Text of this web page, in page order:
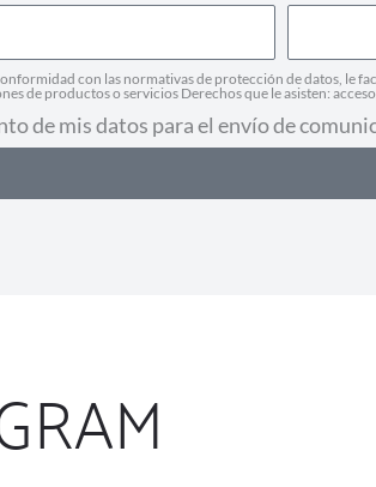
con las normativas de protección de datos,
de productos o servicios Derechos que le asisten:
de mis datos para el envío de